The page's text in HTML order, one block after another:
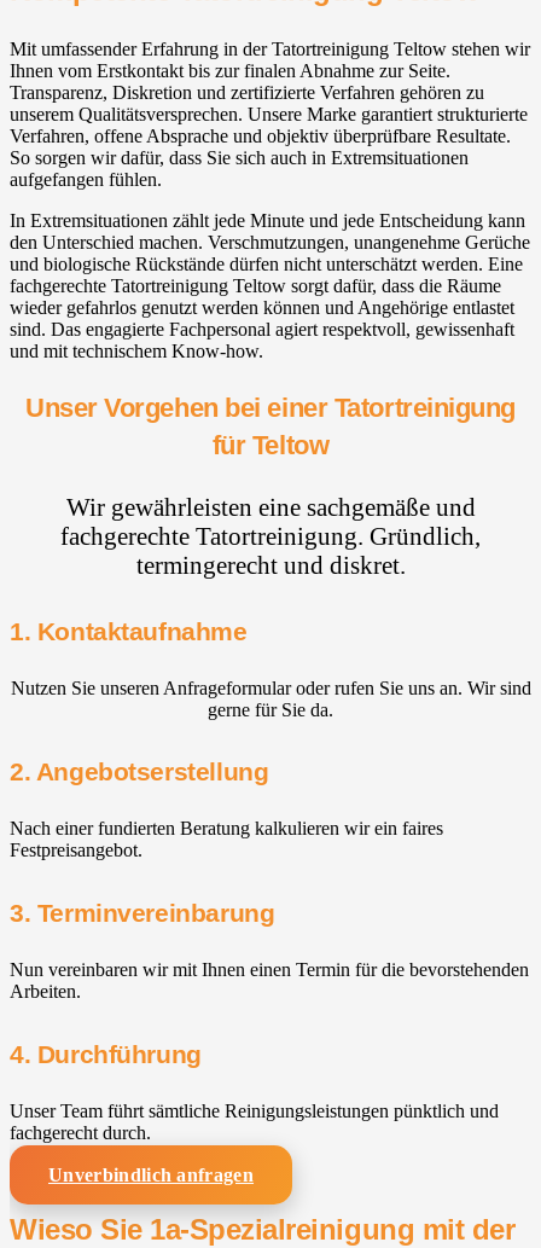
Mit umfassender Erfahrung in der Tatortreinigung Teltow stehen wir
Ihnen vom Erstkontakt bis zur finalen Abnahme zur Seite.
Transparenz, Diskretion und zertifizierte Verfahren gehören zu
unserem Qualitätsversprechen. Unsere Marke garantiert strukturierte
Verfahren, offene Absprache und objektiv überprüfbare Resultate.
So sorgen wir dafür, dass Sie sich auch in Extremsituationen
aufgefangen fühlen.
In Extremsituationen zählt jede Minute und jede Entscheidung kann
den Unterschied machen. Verschmutzungen, unangenehme Gerüche
und biologische Rückstände dürfen nicht unterschätzt werden. Eine
fachgerechte Tatortreinigung Teltow sorgt dafür, dass die Räume
wieder gefahrlos genutzt werden können und Angehörige entlastet
sind. Das engagierte Fachpersonal agiert respektvoll, gewissenhaft
und mit technischem Know-how.
Unser Vorgehen bei einer Tatortreinigung
für Teltow
Wir gewährleisten eine sachgemäße und
fachgerechte Tatortreinigung. Gründlich,
termingerecht und diskret.
1. Kontaktaufnahme
Nutzen Sie unseren Anfrageformular oder rufen Sie uns an. Wir sind
gerne für Sie da.
2. Angebotserstellung
Nach einer fundierten Beratung kalkulieren wir ein faires
Festpreisangebot.
3. Terminvereinbarung
Nun vereinbaren wir mit Ihnen einen Termin für die bevorstehenden
Arbeiten.
4. Durchführung
Unser Team führt sämtliche Reinigungsleistungen pünktlich und
fachgerecht durch.
Unverbindlich anfragen
Wieso Sie 1a-Spezialreinigung mit der